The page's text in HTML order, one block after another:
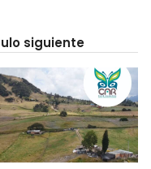
siguiente